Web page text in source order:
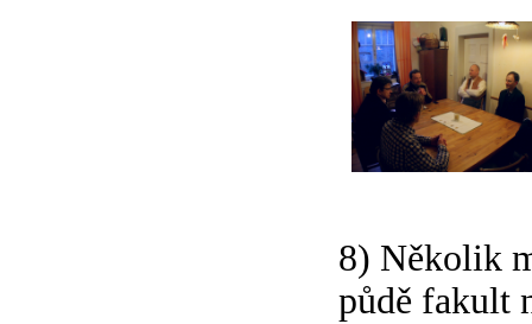
8) Několik
půdě fakult